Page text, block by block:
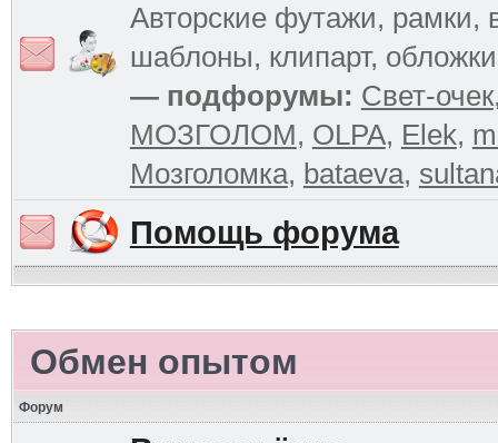
Авторские футажи, рамки,
шаблоны, клипарт,
— подфорумы: Свет-очек
МОЗГОЛОМ, OLPA, Elek,
Мозголомка, bataeva,
Помощь форума
Обмен опытом
Форум